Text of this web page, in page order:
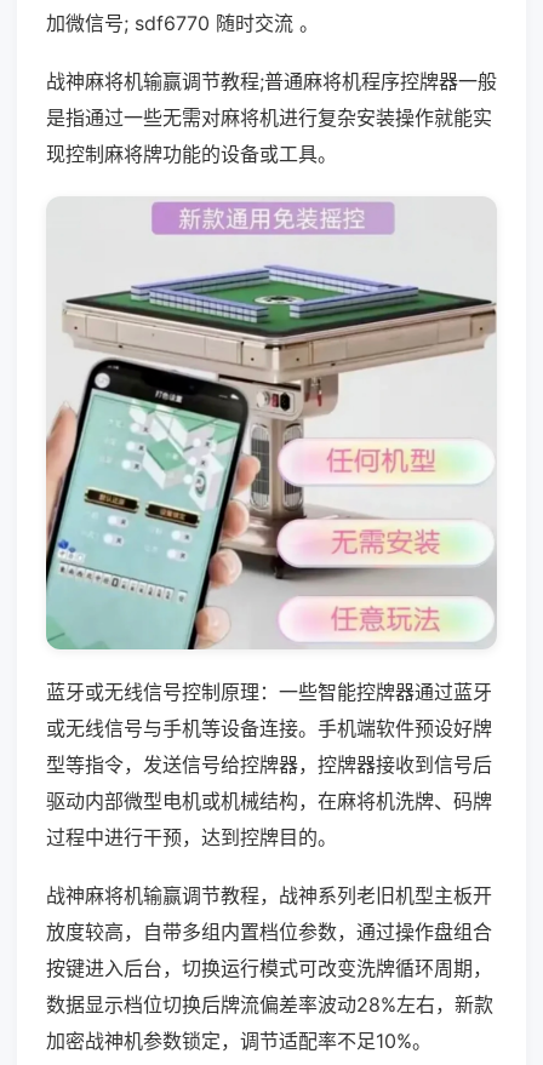
加微信号; sdf6770 随时交流 。
战神麻将机输赢调节教程;普通麻将机程序控牌器一般
是指通过一些无需对麻将机进行复杂安装操作就能实
现控制麻将牌功能的设备或工具。
蓝牙或无线信号控制原理：一些智能控牌器通过蓝牙
或无线信号与手机等设备连接。手机端软件预设好牌
型等指令，发送信号给控牌器，控牌器接收到信号后
驱动内部微型电机或机械结构，在麻将机洗牌、码牌
过程中进行干预，达到控牌目的。
战神麻将机输赢调节教程，战神系列老旧机型主板开
放度较高，自带多组内置档位参数，通过操作盘组合
按键进入后台，切换运行模式可改变洗牌循环周期，
数据显示档位切换后牌流偏差率波动28%左右，新款
加密战神机参数锁定，调节适配率不足10%。